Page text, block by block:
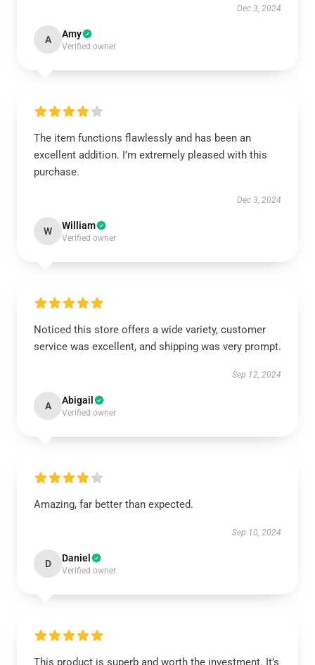
Dec 3, 2024
A Amy
Verified owner
The item functions flawlessly and has been an
excellent addition. I’m extremely pleased with this
purchase.
Dec 3, 2024
W William
Verified owner
Noticed this store offers a wide variety, customer
service was excellent, and shipping was very prompt.
Sep 12, 2024
A Abigail
Verified owner
Amazing, far better than expected.
Sep 10, 2024
D Daniel
Verified owner
This product is superb and worth the investment. It’s